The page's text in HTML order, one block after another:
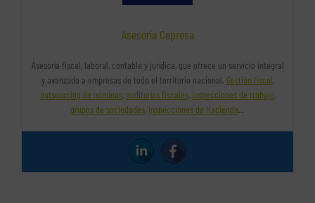
Asesoría Cepresa
Asesoría fiscal, laboral, contable y jurídica, que ofrece un servicio integral
y avanzado a empresas de todo el territorio nacional. Gestión fiscal,
outsourcing de nóminas,auditorías fiscales, inspecciones de trabajo,
grupos de sociedades, inspecciones de Hacienda…